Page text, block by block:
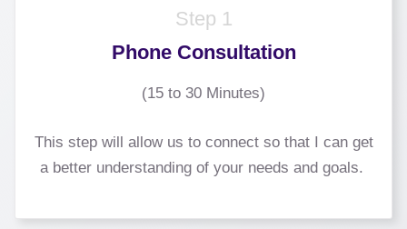
Step 1
Phone Consultation
(15 to 30 Minutes)
This step will allow us to connect so that I can get
a better understanding of your needs and goals.